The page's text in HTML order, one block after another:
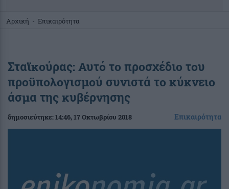
Αρχική - Επικαιρότητα
Σταϊκούρας: Αυτό το προσχέδιο του
προϋπολογισμού συνιστά το κύκνειο
άσμα της κυβέρνησης
δημοσιεύτηκε:14:46, 17 Οκτωβρίου 2018 Επικαιρότητα